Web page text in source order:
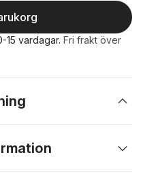
15 vardagar. Fri frakt över